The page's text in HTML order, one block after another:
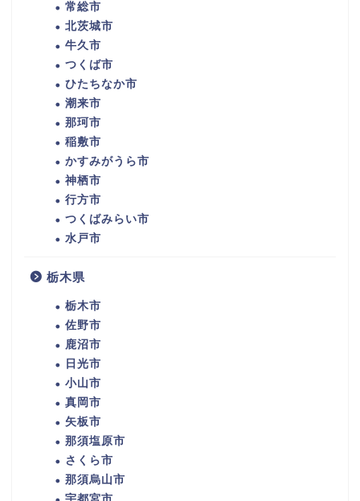
常総市
北茨城市
牛久市
つくば市
ひたちなか市
潮来市
那珂市
稲敷市
かすみがうら市
神栖市
行方市
つくばみらい市
水戸市
栃木県
栃木市
佐野市
鹿沼市
日光市
小山市
真岡市
矢板市
那須塩原市
さくら市
那須烏山市